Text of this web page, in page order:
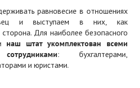
равновесие в отношениях
и выступаем в них, как
сторона. Для наиболее безопасного
наш штат укомплектован всеми
: бухгалтерами,
и юристами.